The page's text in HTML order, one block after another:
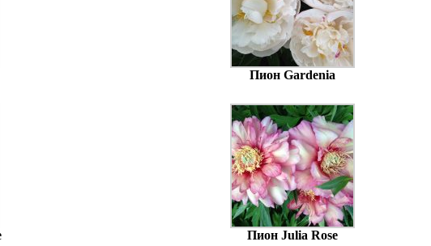
Пион Gardenia
Пион Julia Rose